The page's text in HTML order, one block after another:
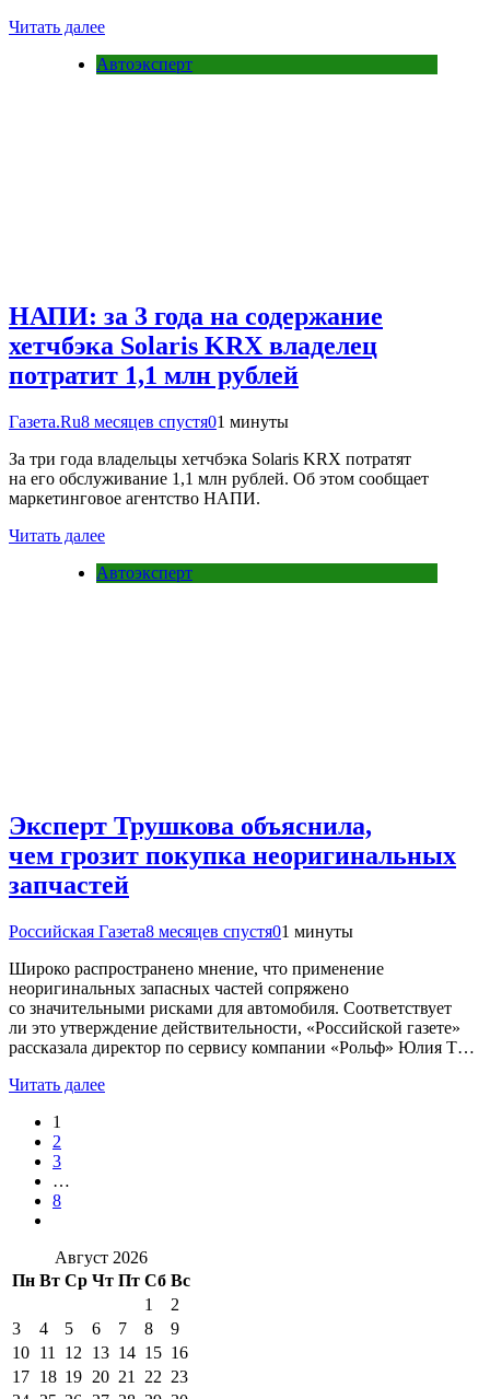
Читать далее
Автоэксперт
НАПИ: за 3 года на содержание
хетчбэка Solaris KRX владелец
потратит 1,1 млн рублей
Газета.Ru8 месяцев спустя01 минуты
За три года владельцы хетчбэка Solaris KRX потратят
на его обслуживание 1,1 млн рублей. Об этом сообщает
маркетинговое агентство НАПИ.
Читать далее
Автоэксперт
Эксперт Трушкова объяснила,
чем грозит покупка неоригинальных
запчастей
Российская Газета8 месяцев спустя01 минуты
Широко распространено мнение, что применение
неоригинальных запасных частей сопряжено
со значительными рисками для автомобиля. Соответствует
ли это утверждение действительности, «Российской газете»
рассказала директор по сервису компании «Рольф» Юлия Т…
Читать далее
1
2
3
…
8
Август 2026
Пн Вт Ср Чт Пт Сб Вс
1
2
3
4 5 6 7 8
9
10 11 12 13 14 15 16
17 18 19 20 21 22 23